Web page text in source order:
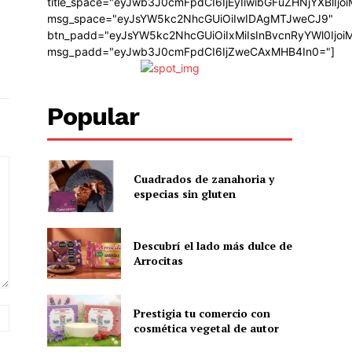
msg_space="eyJsYW5kc2NhcGUiOiIwIDAgMTJweCJ9"
msg_padd="eyJwb3J0cmFpdCI6IjZweCAxMHB4In0="]
Popular
Cuadrados de zanahoria y
especias sin gluten
Descubrí el lado más dulce de
Arrocitas
Prestigia tu comercio con
cosmética vegetal de autor